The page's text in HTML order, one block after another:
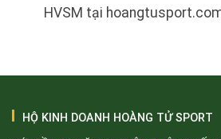
HVSM tại
HỘ KINH DOANH HOÀNG TỬ SPORT